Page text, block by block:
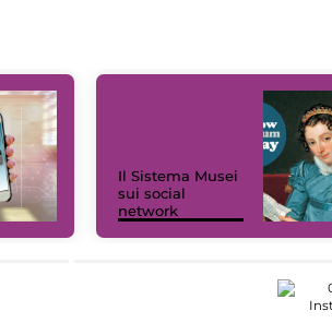
Il Sistema Musei
sui social
network